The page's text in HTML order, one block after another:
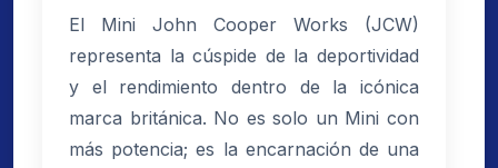
El Mini John Cooper Works (JCW)
representa la cúspide de la deportividad
y el rendimiento dentro de la icónica
marca británica. No es solo un Mini con
más potencia; es la encarnación de una